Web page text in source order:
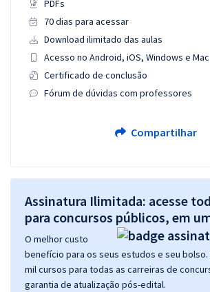
PDFs
70 dias para acessar
Download ilimitado das aulas
Acesso no Android, iOS, Windows e Mac
Certificado de conclusão
Fórum de dúvidas com professores
Compartilhar
Assinatura Ilimitada: acesse
para concursos públicos, em
O melhor custo
benefício para os seus estudos e seu bolso.
mil cursos para todas as carreiras de
garantia de atualização pós-edital.